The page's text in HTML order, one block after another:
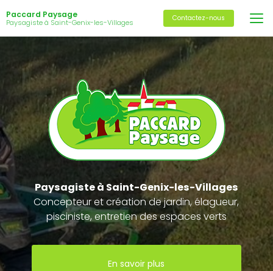
au
contenu
principal
Paccard Paysage
Paysagiste à Saint-Genix-les-Villages Contactez-nous
Paysagisteà Saint-Genix-les-Villages
Concepteur et création de jardin, élagueur,
pisciniste, entretien des espaces verts
En savoir plus